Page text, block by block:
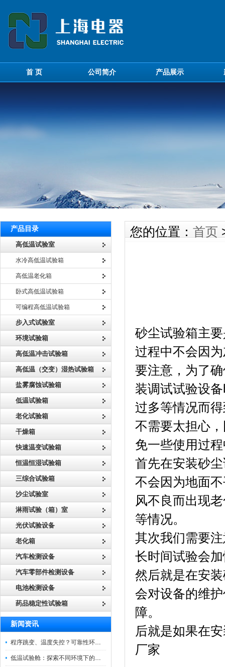
首 页 公司简介 产品展示
产品目录
高低温试验室
水冷高低温试验箱
高低温老化箱
卧式高低温试验箱
可编程高低温试验箱
步入式试验室
环境试验箱
高低温冲击试验箱
高低温（交变）湿热试验箱
盐雾腐蚀试验箱
低温试验箱
老化试验箱
干燥箱
快速温变试验箱
恒温恒湿试验箱
三综合试验箱
沙尘试验室
淋雨试验（箱）室
光伏试验设备
老化箱
汽车检测设备
汽车零部件检测设备
电池检测设备
药品稳定性试验箱
新闻资讯
程序跳变、温度失控？可靠性环境试验箱控制系统故障处理
低温试验舱：探索不同环境下的科技边界
您的位置： 首页
砂尘试验箱主
过程中不会因
要注意，为了
装调试试验设
过多等情况而
不需要太担心
免一些使用过
首先在安装砂
不会因为地面
风不良而出现
等情况。
其次我们需要
长时间试验会
然后就是在安
会对设备的维
障。
后就是如果在
厂家